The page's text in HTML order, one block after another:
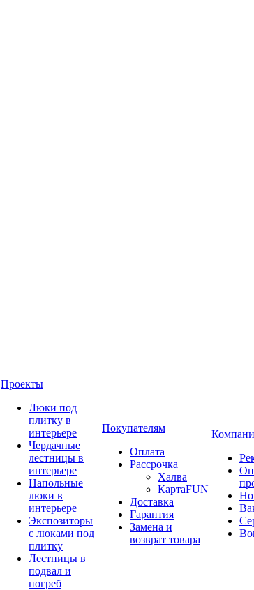
Проекты
Люки под
плитку в
интерьере
Чердачные
лестницы в
интерьере
Напольные
люки в
интерьере
Экспозиторы
с люками под
плитку
Лестницы в
подвал и
погреб
Покупателям
Оплата
Рассрочка
Халва
КартаFUN
Доставка
Гарантия
Замена и
возврат товара